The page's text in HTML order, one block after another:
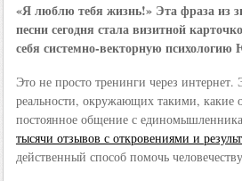
«Я люблю тебя жизнь!» Эта фраза из
песни сегодня стала визитной
себя системно-векторную
Это не просто тренинги через
реальности, окружающих такими, какие
постоянное общение с
тысячи отзывов с откровениями и
действенный способ помочь